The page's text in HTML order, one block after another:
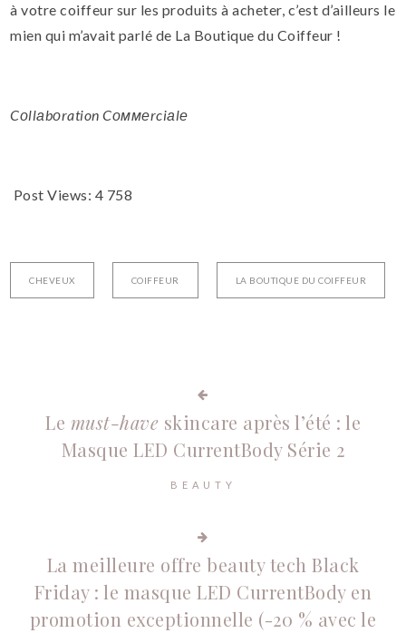
à votre coiffeur sur les produits à acheter, c’est d’ailleurs le
mien qui m’avait parlé de La Boutique du Coiffeur !
Cоllаbоration Cоммеrciаlе
Post Views: 4 758
CHEVEUX COIFFEUR LA BOUTIQUE DU COIFFEUR
Le must-have skincare après l’été : le
Masque LED CurrentBody Série 2
BEAUTY
La meilleure offre beauty tech Black
Friday : le masque LED CurrentBody en
promotion exceptionnelle (-20 % avec le